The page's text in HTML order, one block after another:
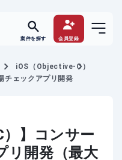
案件を探す 会員登録
iOS（Objective-C）
チェックアプリ開発
）】コンサー
リ開発（最大